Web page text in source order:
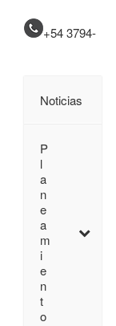
+54 3794-
Noticias
P
l
a
n
e
a
m
i
e
n
t
o